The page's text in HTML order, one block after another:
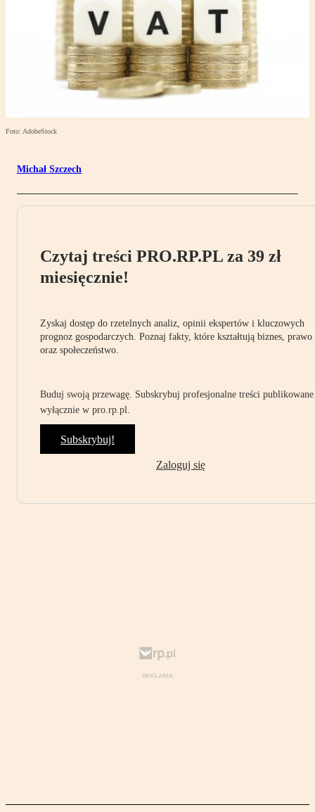
Foto: AdobeStock
Michał Szczech
Czytaj treści PRO.RP.PL za 39 zł
miesięcznie!
Zyskaj dostęp do rzetelnych analiz, opinii ekspertów i kluczowych
prognoz gospodarczych. Poznaj fakty, które kształtują biznes, prawo
oraz społeczeństwo.
Buduj swoją przewagę. Subskrybuj profesjonalne treści publikowane
wyłącznie w pro.rp.pl.
Subskrybuj!
Zaloguj się